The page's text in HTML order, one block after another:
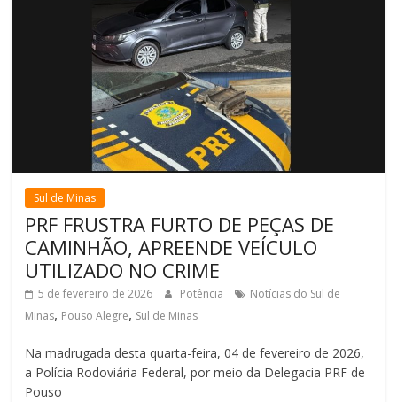
Sul de Minas
PRF FRUSTRA FURTO DE PEÇAS DE
CAMINHÃO, APREENDE VEÍCULO
UTILIZADO NO CRIME
5 de fevereiro de 2026 Potência
Notícias do Sul de
Minas, Pouso Alegre, Sul de Minas
Na madrugada desta quarta-feira, 04 de fevereiro de 2026,
a Polícia Rodoviária Federal, por meio da Delegacia PRF de
Pouso